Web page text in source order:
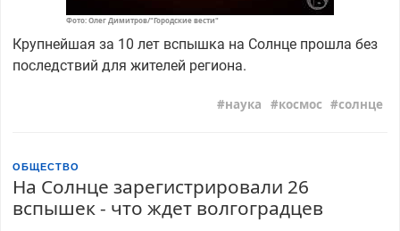
Фото: Олег Димитров/"Городские вести"
Крупнейшая за 10 лет вспышка на Солнце прошла без
последствий для жителей региона.
наука космос солнце
ОБЩЕСТВО
На Солнце зарегистрировали 26
вспышек - что ждет волгоградцев